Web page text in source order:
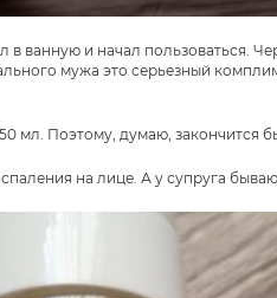
в ванную и начал пользоваться.
мужа это серьезный
мл. Поэтому, думаю, закончится
на лице. А у супруга